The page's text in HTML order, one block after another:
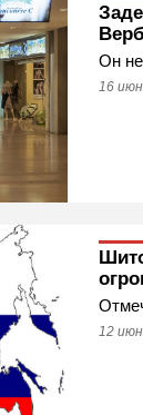
Он
16
12